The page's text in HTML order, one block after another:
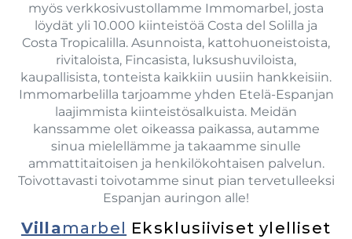
myös verkkosivustollamme Immomarbel, josta
löydät yli 10.000 kiinteistöä Costa del Solilla ja
Costa Tropicalilla. Asunnoista, kattohuoneistoista,
rivitaloista, Fincasista, luksushuviloista,
kaupallisista, tonteista kaikkiin uusiin hankkeisiin.
Immomarbelilla tarjoamme yhden Etelä-Espanjan
laajimmista kiinteistösalkuista. Meidän
kanssamme olet oikeassa paikassa, autamme
sinua mielellämme ja takaamme sinulle
ammattitaitoisen ja henkilökohtaisen palvelun.
Toivottavasti toivotamme sinut pian tervetulleeksi
Espanjan auringon alle!
Villamarbel Eksklusiiviset ylelliset